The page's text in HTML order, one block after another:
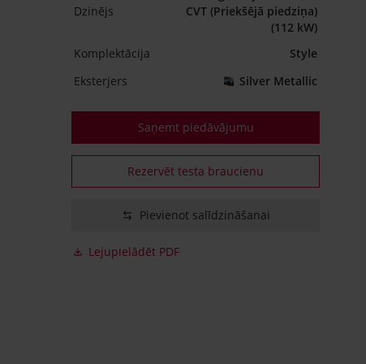
Dzinējs
CVT (Priekšējā piedziņa)
(112 kW)
Komplektācija
Style
Eksterjers
Silver Metallic
Saņemt piedāvājumu
Rezervēt testa braucienu
Pievienot salīdzināšanai
Lejupielādēt PDF